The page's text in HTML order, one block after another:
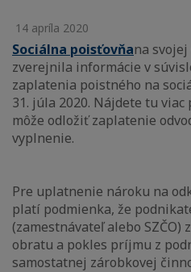
14 apríla 2020
Sociálna poisťovňana
zverejnila informácie v
zaplatenia poistného na
31. júla 2020. Nájdete tu
môže odložiť zaplatenie
vyplnenie.
Pre uplatnenie nároku na
platí podmienka, že
(zamestnávateľ alebo
obratu a pokles príjmu z
samostatnej zárobkovej